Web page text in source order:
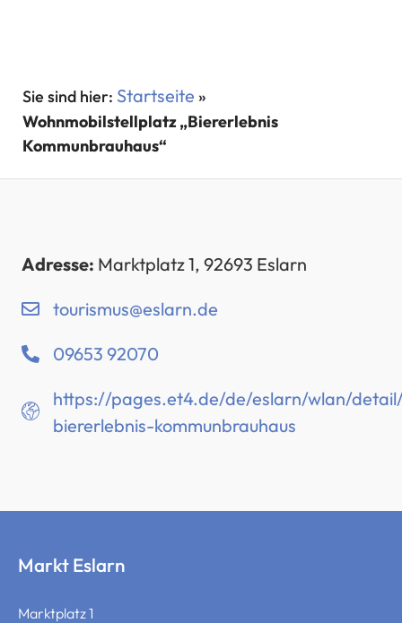
Startseite »
Wohnmobilstellplatz „Biererlebnis
Kommunbrauhaus“
Adresse: Marktplatz 1, 92693 Eslarn
tourismus@eslarn.de
09653 92070
https://pages.et4.de/de/eslarn/wlan/
biererlebnis-kommunbrauhaus
Markt Eslarn
Marktplatz 1